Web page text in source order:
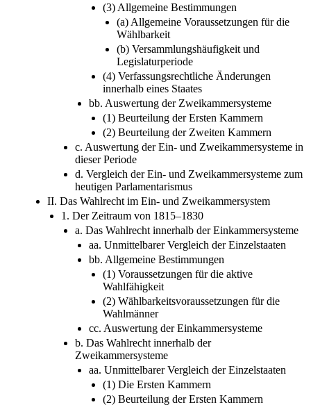
(3) Allgemeine Bestimmungen
(a) Allgemeine Voraussetzungen für die
Wählbarkeit
(b) Versammlungshäufigkeit und
Legislaturperiode
(4) Verfassungsrechtliche Änderungen
innerhalb eines Staates
bb. Auswertung der Zweikammersysteme
(1) Beurteilung der Ersten Kammern
(2) Beurteilung der Zweiten Kammern
c. Auswertung der Ein- und Zweikammersysteme in
dieser Periode
d. Vergleich der Ein- und Zweikammersysteme zum
heutigen Parlamentarismus
II. Das Wahlrecht im Ein- und Zweikammersystem
1. Der Zeitraum von 1815–1830
a. Das Wahlrecht innerhalb der Einkammersysteme
aa. Unmittelbarer Vergleich der Einzelstaaten
bb. Allgemeine Bestimmungen
(1) Voraussetzungen für die aktive
Wahlfähigkeit
(2) Wählbarkeitsvoraussetzungen für die
Wahlmänner
cc. Auswertung der Einkammersysteme
b. Das Wahlrecht innerhalb der
Zweikammersysteme
aa. Unmittelbarer Vergleich der Einzelstaaten
(1) Die Ersten Kammern
(2) Beurteilung der Ersten Kammern